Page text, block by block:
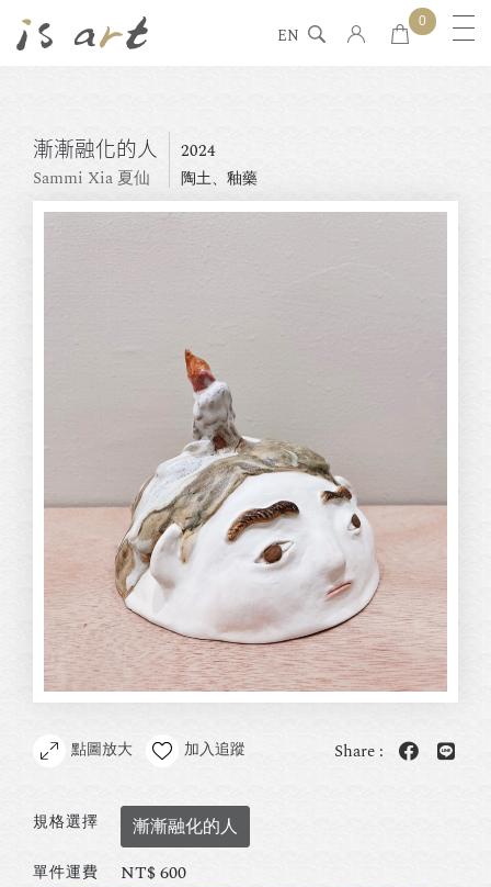
EN
0
漸漸融化的人
Sammi Xia 夏仙
2024
陶土、釉藥
點圖放大 加入追蹤 Share :
規格選擇 漸漸融化的人
單件運費 NT$600